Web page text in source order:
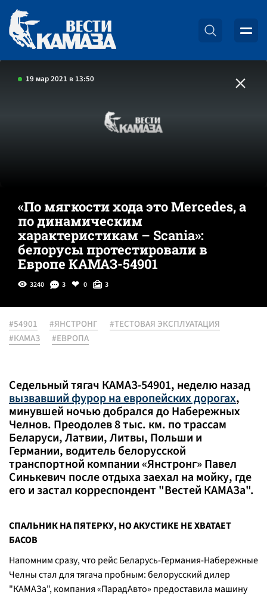
19 мар 2021 в 13:50
«По мягкости хода это Mercedes, а
по динамическим
характеристикам – Scania»:
белорусы протестировали в
Европе КАМАЗ-54901
3240 3 0 3
#54901 #ЯНСТРОНГ
#ТЕСТОВАЯ ЭКСПЛУАТАЦИЯ
#КАМАЗ
#ЕВРОПА
Седельный тягач КАМАЗ-54901, неделю назад
вызвавший фурор на европейских дорогах,
минувшей ночью добрался до Набережных
Челнов. Преодолев 8 тыс. км. по трассам
Беларуси, Латвии, Литвы, Польши и
Германии, водитель белорусской
транспортной компании «Янстронг» Павел
Синькевич после отдыха заехал на мойку, где
его и застал корреспондент "Вестей КАМАЗа".
СПАЛЬНИК НА ПЯТЕРКУ, НО АКУСТИКЕ НЕ ХВАТАЕТ
БАСОВ
Напомним сразу, что рейс Беларусь-Германия-Набережные
Челны стал для тягача пробным: белорусский дилер
"КАМАЗа", компания «ПарадАвто» предоставила машину